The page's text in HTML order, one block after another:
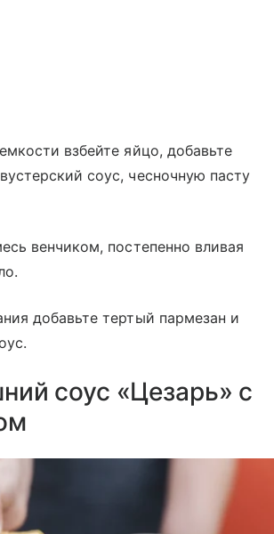
взбейте яйцо, добавьте
соус, чесночную пасту
венчиком, постепенно вливая
добавьте тертый пармезан и
соус «Цезарь» с